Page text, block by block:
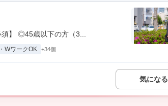
】 ◎45歳以下の方（3...
WワークOK +34個
気になる